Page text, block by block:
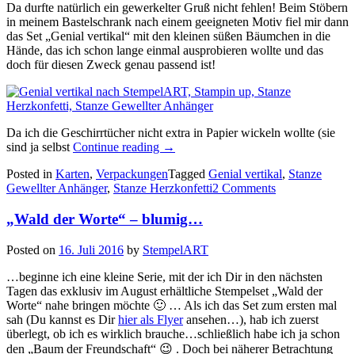
Da durfte natürlich ein gewerkelter Gruß nicht fehlen! Beim Stöbern
in meinem Bastelschrank nach einem geeigneten Motiv fiel mir dann
das Set „Genial vertikal“ mit den kleinen süßen Bäumchen in die
Hände, das ich schon lange einmal ausprobieren wollte und das
doch für diesen Zweck genau passend ist!
Da ich die Geschirrtücher nicht extra in Papier wickeln wollte (sie
sind ja selbst Continue reading „Unsere
sagen
danke…“
→
Posted in Karten, VerpackungenTagged Genial vertikal, Stanze
Gewellter Anhänger, Stanze Herzkonfetti2 Comments
„Wald der Worte“ – blumig…
Posted on 16. Juli 2016 by StempelART
…beginne ich eine kleine Serie, mit der ich Dir in den nächsten
Tagen das exklusiv im August erhältliche Stempelset „Wald der
Worte“ nahe bringen möchte 🙂 … Als ich das Set zum ersten mal
sah (Du kannst es Dirhier als Flyeransehen…), hab ich zuerst
überlegt, ob ich es wirklich brauche…schließlich habe ich ja schon
den „Baum der Freundschaft“ 😉 . Doch bei näherer Betrachtung